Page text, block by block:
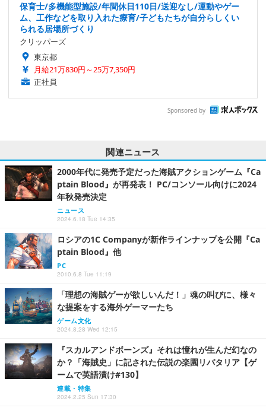
保育士/多機能型施設/年間休日110日/送迎なし/運動やゲー
ム、工作などを取り入れた療育/子どもたちが自分らしくい
られる居場所づくり
クリッパーズ
東京都
月給21万830円～25万7,350円
正社員
Sponsored by
関連ニュース
2000年代に発売予定だった海賊アクションゲーム『Ca
ptain Blood』が再発表！ PC/コンソール向けに2024
年秋発売決定
ニュース
2024.6.18 Tue 14:35
ロシアの1C Companyが新作ラインナップを公開『Ca
ptain Blood』他
PC
2010.6.8 Tue 11:19
「理想の海賊ゲーが欲しいんだ！」魂の叫びに、様々
な提案をする海外ゲーマーたち
ゲーム文化
2024.8.28 Wed 12:15
『スカルアンドボーンズ』それは憧れが生んだ幻なの
か？「海賊史」に記された伝説の楽園リバタリア【ゲ
ームで英語漬け#130】
連載・特集
2024.2.25 Sun 17:30